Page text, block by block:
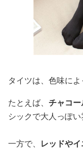
タイツは、色味に
たとえば、 チャコ
シックで大人っぽい
一方で、 レッドや